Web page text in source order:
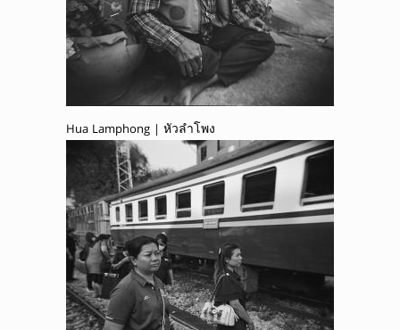
Hua Lamphong | หัวลำโพง